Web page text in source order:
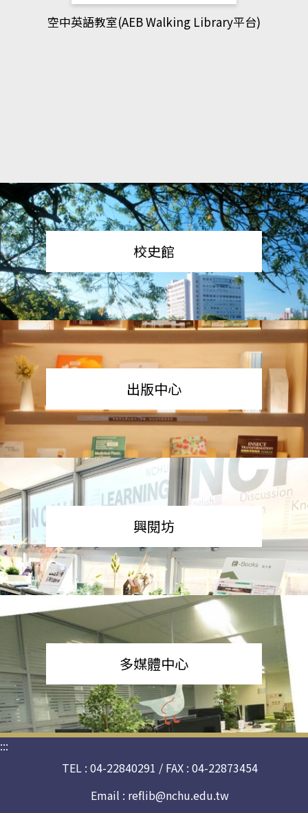
網管人(kono平台)
校史館
出版中心
興閱坊
多媒體中心
:::
TEL : 04-22840291 / FAX : 04-22873454
Email : reflib@nchu.edu.tw